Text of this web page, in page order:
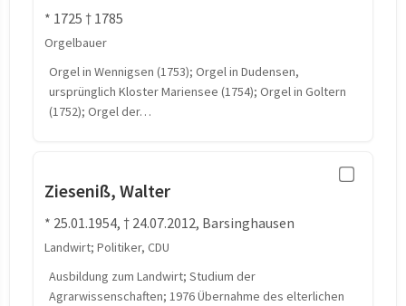
* 1725 † 1785
Orgelbauer
Orgel in Wennigsen (1753); Orgel in Dudensen,
ursprünglich Kloster Mariensee (1754); Orgel in Goltern
(1752); Orgel der…
Zieseniß, Walter
* 25.01.1954, † 24.07.2012, Barsinghausen
Landwirt; Politiker, CDU
Ausbildung zum Landwirt; Studium der
Agrarwissenschaften; 1976 Übernahme des elterlichen